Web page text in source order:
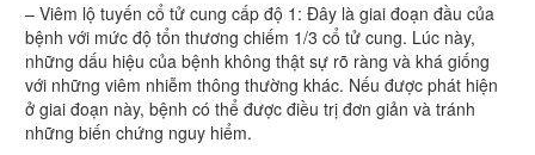
– Viêm lộ tuyến cổ tử cung cấp độ 1: Đây là giai đoạn đầu của
bệnh với mức độ tổn thương chiếm 1/3 cổ tử cung. Lúc này,
những dấu hiệu của bệnh không thật sự rõ ràng và khá giống
với những viêm nhiễm thông thường khác. Nếu được phát hiện
ở giai đoạn này, bệnh có thể được điều trị đơn giản và tránh
những biến chứng nguy hiểm.